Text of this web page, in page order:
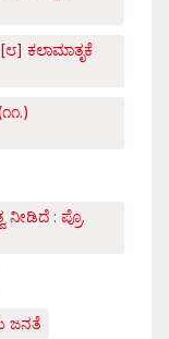
ಕಲಾಮಾತೃಕೆ
ನೀಡಿದೆ : ಪ್ರೊ.
ಜನತೆ